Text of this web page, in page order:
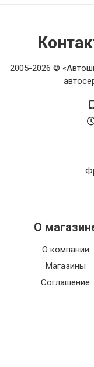
2005-2026 ©
О
О компании
Магазины
Соглашение